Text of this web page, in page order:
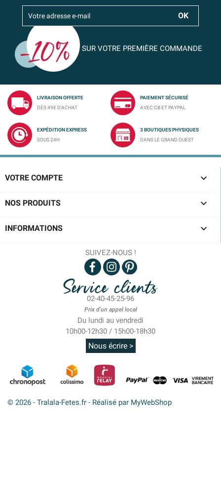
SUR VOTRE PREMIÈRE COMMANDE
LIVRAISON OFFERTE
DÈS 49€ D'ACHAT
PAIEMENT SÉCURISÉ
AVEC CB ET PAYPAL
EXPÉDITION EXPRESS
SOUS 24H
3 BOUTIQUES PHYSIQUES
DANS LE GRAND OUEST
VOTRE COMPTE 
NOS PRODUITS 
INFORMATIONS 
SUIVEZ-NOUS !
Service clients
02-40-45-25-96
Prix d'un appel local
Du lundi au vendredi
10h00-12h30 / 15h00-18h30
Nous écrire >
© 2026 - Tralala-Fetes.fr - Réalisé par MyWebShop